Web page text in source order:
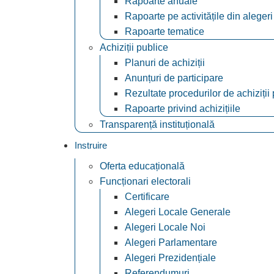
Rapoarte pe activitățile din alegeri
Rapoarte tematice
Achiziții publice
Planuri de achiziții
Anunțuri de participare
Rezultate procedurilor de achiziții
Rapoarte privind achizițiile
Transparență instituțională
Instruire
Oferta educațională
Funcționari electorali
Certificare
Alegeri Locale Generale
Alegeri Locale Noi
Alegeri Parlamentare
Alegeri Prezidențiale